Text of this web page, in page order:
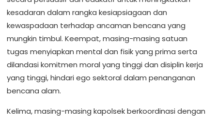
kesadaran dalam rangka kesiapsiagaan dan
kewaspadaan terhadap ancaman bencana yang
mungkin timbul. Keempat, masing-masing satuan
tugas menyiapkan mental dan fisik yang prima serta
dilandasi komitmen moral yang tinggi dan disiplin kerja
yang tinggi, hindari ego sektoral dalam penanganan
bencana alam.
Kelima, masing-masing kapolsek berkoordinasi dengan